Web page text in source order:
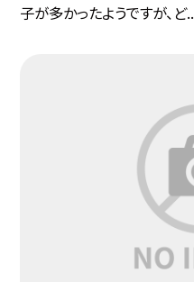
子が多かったようですが、ど